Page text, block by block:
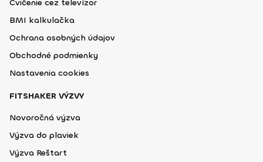
Cvičenie cez televízor
BMI kalkulačka
Ochrana osobných údajov
Obchodné podmienky
Nastavenia cookies
FITSHAKER VÝZVY
Novoročná výzva
Výzva do plaviek
Výzva Reštart